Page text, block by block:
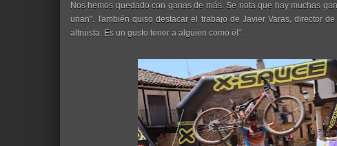
Nos hemos quedado con ganas de más. Se nota que hay muchas
unan". También quiso destacar el trabajo de Javier Varas, director
altruista. Es un gusto tener a alguien como él".